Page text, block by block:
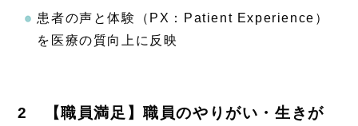
患者の声と体験（PX：Patient Experience）
を医療の質向上に反映
2 【職員満足】職員のやりがい・生きが